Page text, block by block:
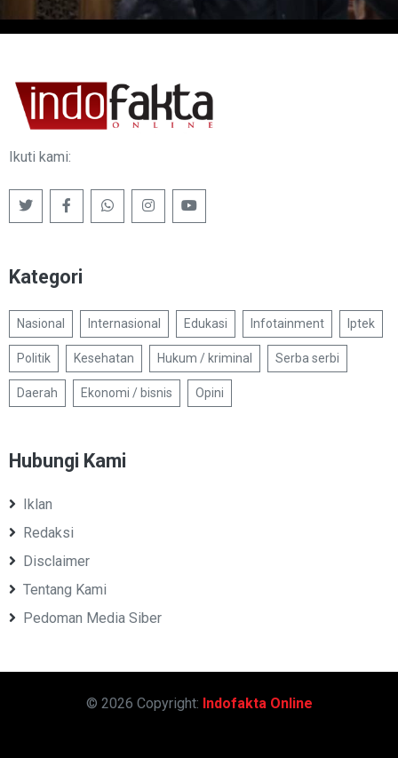
Ikuti kami:
Kategori
Nasional Internasional Edukasi Infotainment Iptek
Politik Kesehatan Hukum / kriminal Serba serbi
Daerah Ekonomi / bisnis Opini
Hubungi Kami
Iklan
Redaksi
Disclaimer
Tentang Kami
Pedoman Media Siber
© 2026 Copyright: Indofakta Online